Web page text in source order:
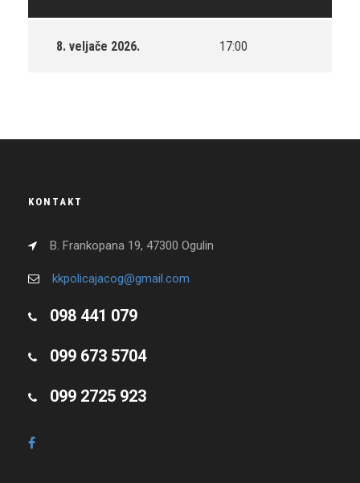
8. veljače 2026. 17:00
KONTAKT
B. Frankopana 19, 47300 Ogulin
kkpolicajacog@gmail.com
098 441 079
099 673 5704
099 2725 923